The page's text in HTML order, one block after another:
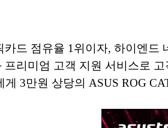
카드 점유율 1위이자, 하이엔드
프리미엄 고객 지원 서비스로
게 3만원 상당의 ASUS ROG